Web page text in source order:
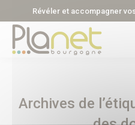
Révéler et accompagner
Archives de